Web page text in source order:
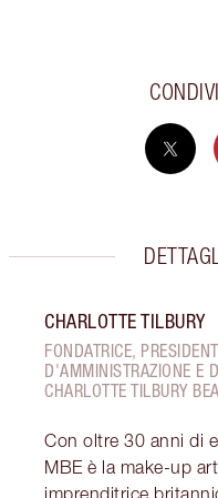
CHARLOTTE TILBURY
FONDATRICE,
D'AMMINISTRAZIONE E
CHARLOTTE TILBURY
Con oltre 30 anni di
MBE è la make-up
imprenditrice